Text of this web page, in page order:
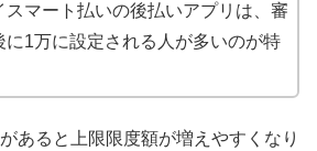
スマート払いの後払いアプリは、審
に1万に設定される人が多いのが特
あると上限限度額が増えやすくなり